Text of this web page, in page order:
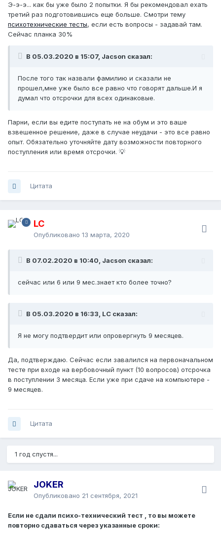
Э-э-э... как бы уже было 2 попытки. Я бы рекомендовал ехать
третий раз подготовившись еще больше. Смотри тему
психотехнические тесты, если есть вопросы - задавай там.
Сейчас планка 30%
В 05.03.2020 в 15:07, Jacson сказал:
После того так назвали фамилию и сказали не
прошел,мне уже было все равно что говорят дальше.И я
думал что отсрочки для всех одинаковые.
Парни, если вы едите поступать не на обум и это ваше
взвешенное решение, даже в случае неудачи - это все равно
опыт. Обязательно уточняйте дату возможности повторного
поступления или время отсрочки. 💡
Цитата
LC
Опубликовано 13 марта, 2020
В 07.02.2020 в 10:40, Jacson сказал:
сейчас или 6 или 9 мес.знает кто более точно?
В 05.03.2020 в 16:33, LC сказал:
Я не могу подтвердит или опровергнуть 9 месяцев.
Да, подтверждаю. Сейчас если завалился на первоначальном
тесте при входе на вербовочный пункт (10 вопросов) отсрочка
в поступлении 3 месяца. Если уже при сдаче на компьютере -
9 месяцев.
Цитата
1 год спустя...
JOKER
Опубликовано 21 сентября, 2021
Если не сдали психо-технический тест , то вы можете
повторно сдаваться через указанные сроки: